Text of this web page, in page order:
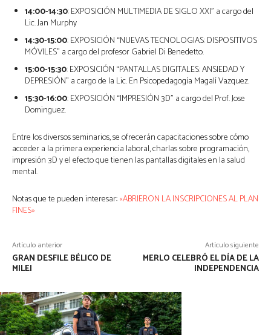
14:00-14:30: EXPOSICIÓN MULTIMEDIA DE SIGLO XXI” a cargo del
Lic. Jan Murphy
14:30-15:00: EXPOSICIÓN “NUEVAS TECNOLOGIAS: DISPOSITIVOS
MÓVILES” a cargo del profesor Gabriel Di Benedetto.
15:00-15:30: EXPOSICIÓN “PANTALLAS DIGITALES: ANSIEDAD Y
DEPRESIÓN” a cargo de la Lic. En Psicopedagogía Magalí Vazquez.
15:30-16:00: EXPOSICIÓN “IMPRESIÓN 3D” a cargo del Prof. Jose
Dominguez.
Entre los diversos seminarios, se ofrecerán capacitaciones sobre cómo
acceder a la primera experiencia laboral, charlas sobre programación,
impresión 3D y el efecto que tienen las pantallas digitales en la salud
mental.
Notas que te pueden interesar:«ABRIERON LA INSCRIPCIONES AL PLAN
FINES»
Artículo anterior
GRAN DESFILE BÉLICO DE
MILEI
Artículo siguiente
MERLO CELEBRÓ EL DÍA DE LA
INDEPENDENCIA